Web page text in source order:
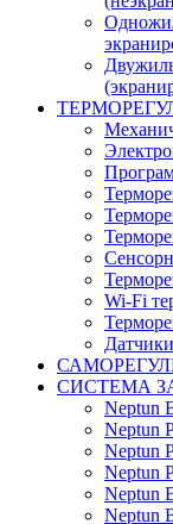
Wi-Fi
СИСТЕМА
Neptun
Neptun
Neptun
Neptun
Neptun
Neptun